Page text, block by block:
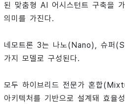
된 맞춤형 AI 어시스턴트 구축을
의미를 가진다.
네모트론 3는 나노(Nano), 슈퍼
가지 모델로 구성된다.
모두 하이브리드 전문가 혼합
아키텍처를 기반으로 설계돼 효율